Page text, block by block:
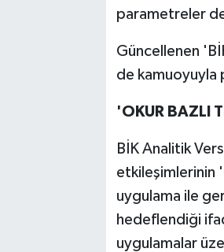
parametreler
Güncellenen
de kamuoyuyla
'OKUR BAZLI
BİK Analitik
etkileşimlerinin
uygulama ile
hedeflendiği
uygulamalar